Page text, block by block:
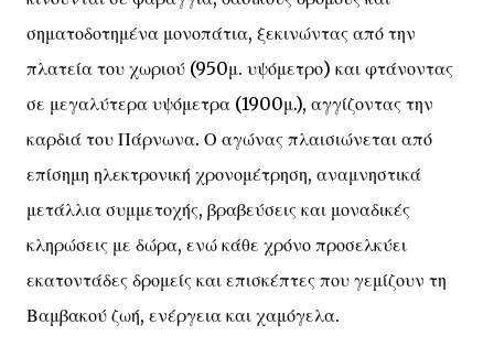
σηματοδοτημένα μονοπάτια, ξεκινώντας από την
πλατεία του χωριού (950μ. υψόμετρο) και φτάνοντας
σε μεγαλύτερα υψόμετρα (1900μ.), αγγίζοντας την
καρδιά του Πάρνωνα. Ο αγώνας πλαισιώνεται από
επίσημη ηλεκτρονική χρονομέτρηση, αναμνηστικά
μετάλλια συμμετοχής, βραβεύσεις και μοναδικές
κληρώσεις με δώρα, ενώ κάθε χρόνο προσελκύει
εκατοντάδες δρομείς και επισκέπτες που γεμίζουν τη
Βαμβακού ζωή, ενέργεια και χαμόγελα.